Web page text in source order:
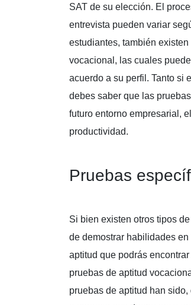
SAT de su elección. El
entrevista pueden variar
estudiantes, también
vocacional, las cuales
acuerdo a su perfil. Tanto si
debes saber que las
futuro entorno empresarial,
productividad.
Pruebas
Si bien existen otros tipos
de demostrar habilidades
aptitud que podrás
pruebas de aptitud
pruebas de aptitud han